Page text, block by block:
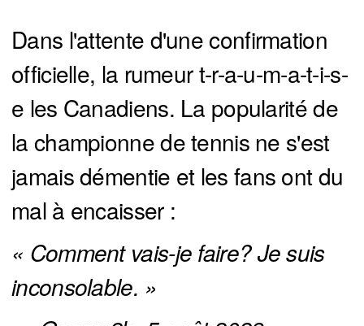
Dans l'attente d'une confirmation
officielle, la rumeur t-r-a-u-m-a-t-i-s-
e les Canadiens. La popularité de
la championne de tennis ne s'est
jamais démentie et les fans ont du
mal à encaisser :
« Comment vais-je faire? Je suis
inconsolable. »